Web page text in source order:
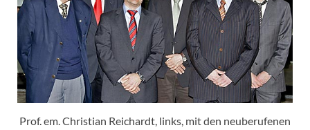
Prof. em. Christian Reichardt, links, mit den neuberufenen